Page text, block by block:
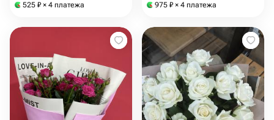
525 ₽ × 4 платежа 975 ₽ × 4 платежа